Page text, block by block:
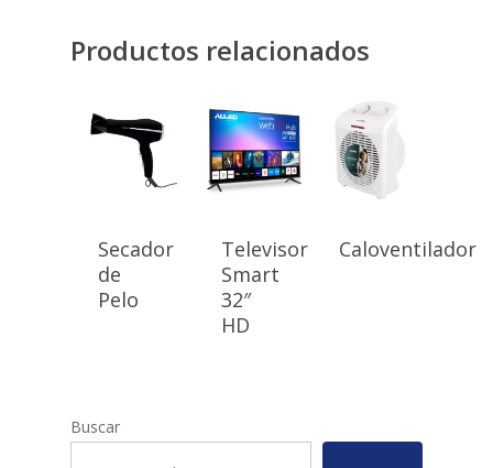
Productos relacionados
Secador
de
Pelo
Televisor
Smart
32″
HD
Caloventilador
Buscar